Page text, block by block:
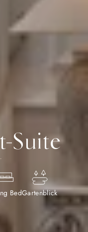
Suite
BedGartenblick